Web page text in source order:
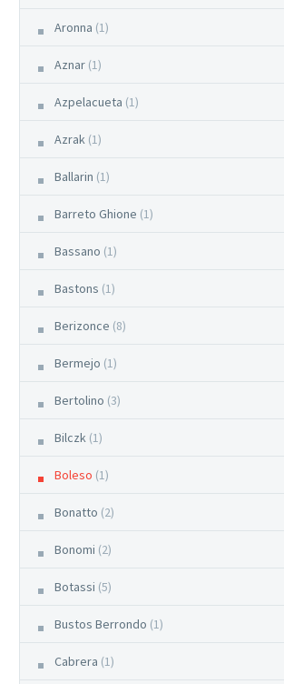
Aronna (1)
Aznar (1)
Azpelacueta (1)
Azrak (1)
Ballarin (1)
Barreto Ghione (1)
Bassano (1)
Bastons (1)
Berizonce (8)
Bermejo (1)
Bertolino (3)
Bilczk (1)
Boleso (1)
Bonatto (2)
Bonomi (2)
Botassi (5)
Bustos Berrondo (1)
Cabrera (1)